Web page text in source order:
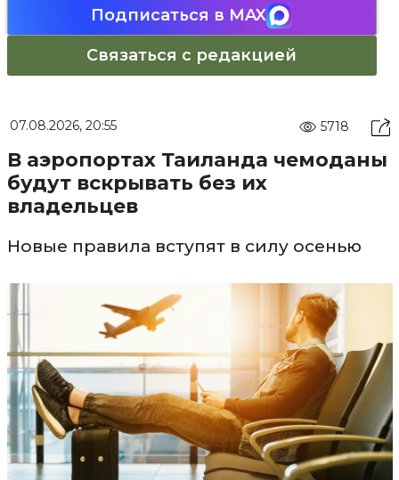
Подписаться в MAX
Связаться с редакцией
07.08.2026, 20:55 5718
В аэропортах Таиланда чемоданы
будут вскрывать без их
владельцев
Новые правила вступят в силу осенью